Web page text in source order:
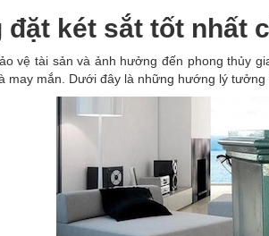
két sắt tốt nhất
vệ tài sản và ảnh hưởng đến phong thủy
may mắn. Dưới đây là những hướng lý tưởng